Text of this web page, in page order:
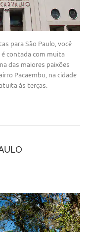
para São Paulo, você
contada com muita
das maiores paixões
Pacaembu, na cidade
às terças.